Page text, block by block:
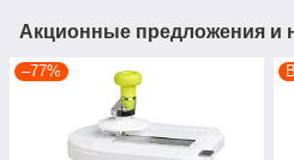
Акционные предложения и
–77%